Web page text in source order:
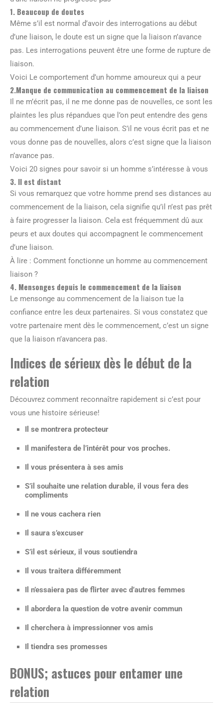
1. Beaucoup de doutes
Même s’il est normal d’avoir des interrogations au début
d’une liaison, le doute est un signe que la liaison n’avance
pas. Les interrogations peuvent être une forme de rupture de
liaison.
Voici Le comportement d’un homme amoureux qui a peur
2.Manque de communication au commencement de la liaison
Il ne m’écrit pas, il ne me donne pas de nouvelles, ce sont les
plaintes les plus répandues que l’on peut entendre des gens
au commencement d’une liaison. S’il ne vous écrit pas et ne
vous donne pas de nouvelles, alors c’est signe que la liaison
n’avance pas.
Voici 20 signes pour savoir si un homme s’intéresse à vous
3. Il est distant
Si vous remarquez que votre homme prend ses distances au
commencement de la liaison, cela signifie qu’il n’est pas prêt
à faire progresser la liaison. Cela est fréquemment dû aux
peurs et aux doutes qui accompagnent le commencement
d’une liaison.
À lire : Comment fonctionne un homme au commencement
liaison ?
4. Mensonges depuis le commencement de la liaison
Le mensonge au commencement de la liaison tue la
confiance entre les deux partenaires. Si vous constatez que
votre partenaire ment dès le commencement, c’est un signe
que la liaison n’avancera pas.
Indices de sérieux dès le début de la
relation
Découvrez comment reconnaître rapidement si c’est pour
vous une histoire sérieuse!
Il se montrera protecteur
Il manifestera de l’intérêt pour vos proches.
Il vous présentera à ses amis
S’il souhaite une relation durable, il vous fera des
compliments
Il ne vous cachera rien
Il saura s’excuser
S’il est sérieux, il vous soutiendra
Il vous traitera différemment
Il n’essaiera pas de flirter avec d’autres femmes
Il abordera la question de votre avenir commun
Il cherchera à impressionner vos amis
Il tiendra ses promesses
BONUS; astuces pour entamer une
relation